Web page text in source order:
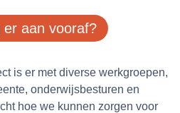
er aan vooraf?
is er met diverse werkgroepen,
onderwijsbesturen en
hoe we kunnen zorgen voor